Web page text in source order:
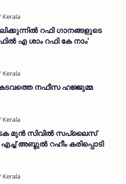
റഫി ഗാനങ്ങളുടെ
എ ശാം റഫി കേ നാം'
കടവത്തെ നഫീസ ഹജ്ജുമ്മ
മുൻ സിവില്‍ സപ്ലൈസ്
അബ്ദുൽ റഹീം കരിപ്പൊടി